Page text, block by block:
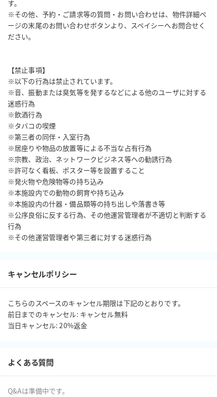
す。
※その他、予約・ご請求等の質問・お問い合わせは、物件詳細ペ
ージの末尾のお問い合わせボタンより、スペイシーへお問合せく
ださい。
【禁止事項】
※以下の行為は禁止されています。
※音、振動または臭気等を発するなどによる他のユーザに対する
迷惑行為
※飲酒行為
※タバコの喫煙
※第三者の同伴・入室行為
※居座りや物品の放置等による不当な占有行為
※宗教、政治、ネットワークビジネス等への勧誘行為
※許可なく看板、ポスター等を設置すること
※発火物や危険物等の持ち込み
※本施設内での動物の飼育や持ち込み
※本施設内の什器・備品類等の持ち出しや落書き等
※公序良俗に反する行為、その他運営管理者が不適切と判断する
行為
※その他運営管理者や第三者に対する迷惑行為
キャンセルポリシー
こちらのスペースのキャンセル期限は下記のとおりです。
前日までのキャンセル: キャンセル無料
当日キャンセル: 20%返金
よくある質問
Q&Aは準備中です。